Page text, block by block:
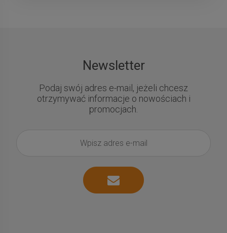
Newsletter
Podaj swój adres e-mail, jeżeli chcesz
otrzymywać informacje o nowościach i
promocjach.